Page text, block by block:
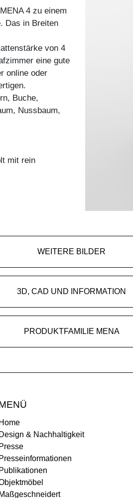
4 zu einem
Das in Breiten
von 4
eine gute
online oder
Buche,
Nussbaum,
mit rein
WEITERE BILDER
3D, CAD UND INFORMATION
PRODUKTFAMILIE MENA
Home
Design & Nachhaltigkeit
Presse
Presseinformationen
Publikationen
Maßgeschneidert